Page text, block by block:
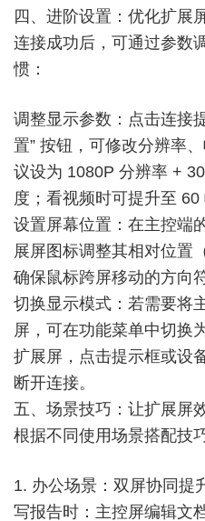
四、进阶设置：优化扩展
连接成功后，可通过参数
惯：
调整显示参数：点击连接
置” 按钮，可修改分辨率
议设为 1080P 分辨率 +
度；看视频时可提升至 60
设置屏幕位置：在主控端
展屏图标调整其相对位置
确保鼠标跨屏移动的方向
切换显示模式：若需要将
屏，可在功能菜单中切换
扩展屏，点击提示框或设
断开连接。
五、场景技巧：让扩展屏
根据不同使用场景搭配技
1. 办公场景：双屏协同提
写报告时：主控屏编辑文